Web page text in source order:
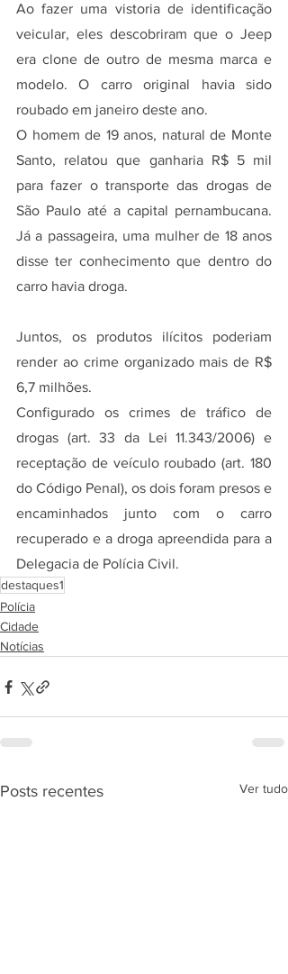
Ao fazer uma vistoria de identificação
veicular, eles descobriram que o Jeep
era clone de outro de mesma marca e
modelo. O carro original havia sido
roubado em janeiro deste ano.
O homem de 19 anos, natural de Monte
Santo, relatou que ganharia R$ 5 mil
para fazer o transporte das drogas de
São Paulo até a capital pernambucana.
Já a passageira, uma mulher de 18 anos
disse ter conhecimento que dentro do
carro havia droga.
Juntos, os produtos ilícitos poderiam
render ao crime organizado mais de R$
6,7 milhões.
Configurado os crimes de tráfico de
drogas (art. 33 da Lei 11.343/2006) e
receptação de veículo roubado (art. 180
do Código Penal), os dois foram presos e
encaminhados junto com o carro
recuperado e a droga apreendida para a
Delegacia de Polícia Civil.
destaques1
Polícia
Cidade
Notícias
Posts recentes Ver tudo